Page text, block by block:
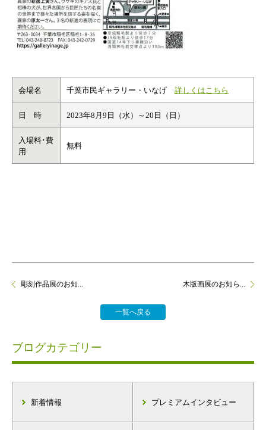
会場名 千葉市民ギャラリー・いなげ 詳しくはこちら
日 時 2023年8月9日（水）～20日（日）
入場料･費
用
無料
彫刻作品展のお知...
一覧へ戻る
木版画展のお知ら...
ブログカテゴリー
新着情報 プレミアムインタビュー